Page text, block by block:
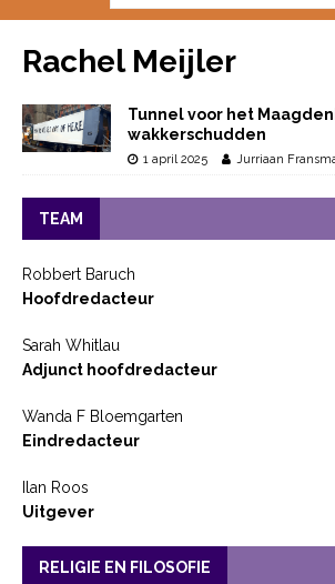
Rachel Meijler
Tunnel voor het
wakkerschudden
1 april 2025 Jurriaan
TEAM
Robbert Baruch
Hoofdredacteur
Sarah Whitlau
Adjunct hoofdredacteur
Wanda F Bloemgarten
Eindredacteur
Ilan Roos
Uitgever
RELIGIE EN FILOSOFIE